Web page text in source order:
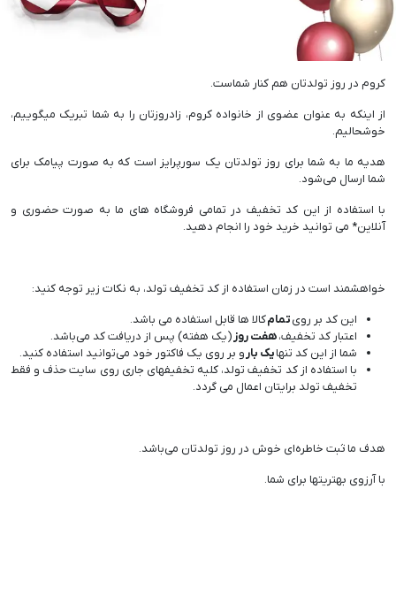
کروم در روز تولدتان هم کنار شماست.
از اینکه به عنوان عضوی از خانواده کروم، زادروزتان را به شما تبریک میگوییم،
خوشحالیم.
هدیه ما به شما برای روز تولدتان یک سورپرایز است که به صورت پیامک برای
شما ارسال می‌شود.
با استفاده از این کد تخفیف در تمامی فروشگاه های ما به صورت حضوری و
آنلاین* می توانید خرید خود را انجام دهید.
خواهشمند است در زمان استفاده از کد تخفیف تولد، به نکات زیر توجه کنید:
این کد بر رویتمامکالا ها قابل استفاده می باشد.
اعتبار کد تخفیف،هفت روز (یک هفته) پس از دریافت کد می‌باشد.
شما از این کد تنهایک بار و بر روی یک فاکتور خود می‌توانید استفاده کنید.
با استفاده از کد تخفیف تولد، کلیه تخفیفهای جاری روی سایت حذف و فقط
تخفیف تولد برایتان اعمال می گردد.
هدف ما ثبت خاطره‌ای خوش در روز تولدتان می‌باشد.
با آرزوی بهتریتها برای شما.